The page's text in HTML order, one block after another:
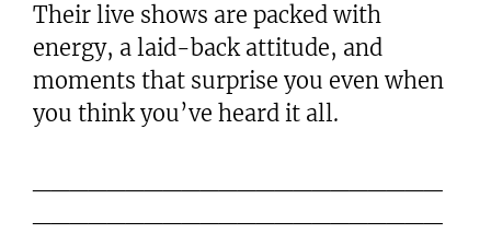
Their live shows are packed with
energy, a laid-back attitude, and
moments that surprise you even when
you think you’ve heard it all.